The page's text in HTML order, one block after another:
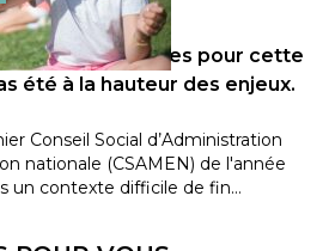
attendues pour cette
été à la hauteur des enjeux.
Conseil Social d’Administration
nationale (CSAMEN) de l'année
un contexte difficile de fin…